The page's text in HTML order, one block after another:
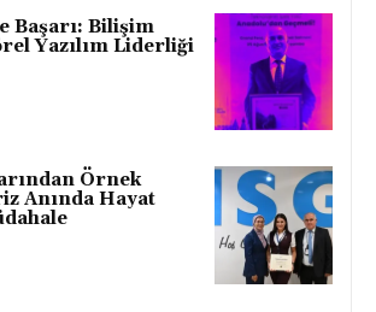
Başarı: Bilişim
Yazılım Liderliği
Örnek
Anında Hayat